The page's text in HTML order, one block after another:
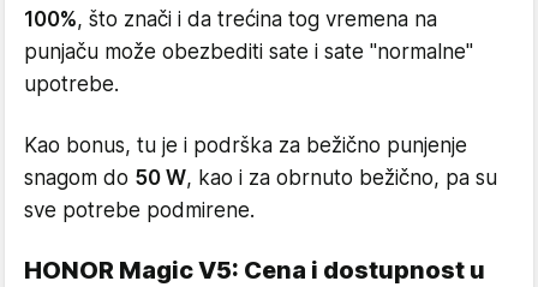
100%, što znači i da trećina tog vremena na
punjaču može obezbediti sate i sate "normalne"
upotrebe.
Kao bonus, tu je i podrška za bežično punjenje
snagom do 50 W, kao i za obrnuto bežično, pa su
sve potrebe podmirene.
HONOR Magic V5: Cena i dostupnost u